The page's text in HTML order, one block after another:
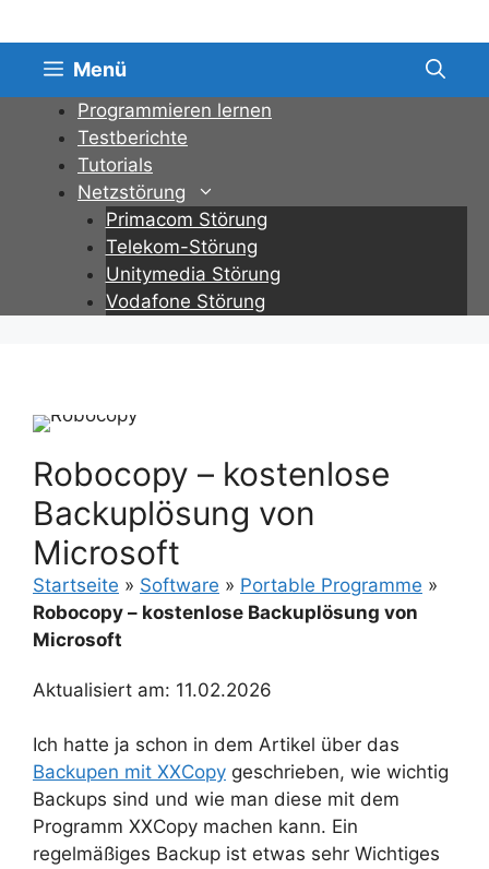
Inhalt
springen Menü
Programmieren lernen
Testberichte
Tutorials
Netzstörung
Primacom Störung
Telekom-Störung
Unitymedia Störung
Vodafone Störung
Robocopy – kostenlose
Backuplösung von
Microsoft
Startseite » Software » Portable Programme »
Robocopy – kostenlose Backuplösung von
Microsoft
Aktualisiert am: 11.02.2026
Ich hatte ja schon in dem Artikel über das
Backupen mit XXCopy geschrieben, wie wichtig
Backups sind und wie man diese mit dem
Programm XXCopy machen kann. Ein
regelmäßiges Backup ist etwas sehr Wichtiges